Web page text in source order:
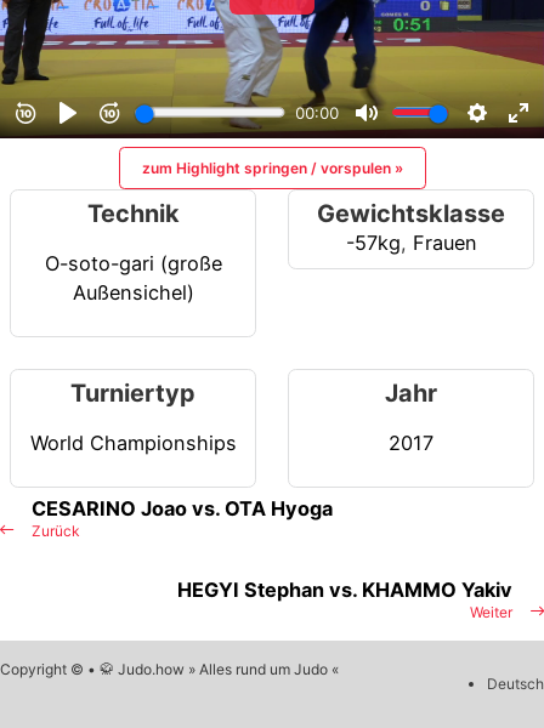
zum Highlight springen / vorspulen »
Technik
O-soto-gari (große
Außensichel)
Gewichtsklasse
-57kg, Frauen
Turniertyp
World Championships
Jahr
2017
Zurück
CESARINO Joao vs. OTA Hyoga
Weiter
HEGYI Stephan vs. KHAMMO Yakiv
Copyright © • 🥋 Judo.how » Alles rund um Judo «
Deutsch